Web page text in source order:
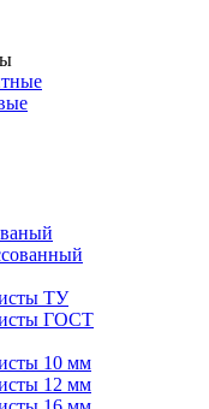
ТУ
ГОСТ
10 мм
12 мм